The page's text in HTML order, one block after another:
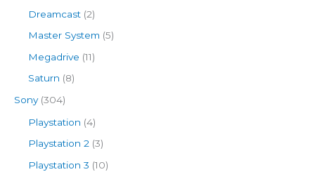
Dreamcast (2)
Master System (5)
Megadrive (11)
Saturn (8)
Sony(304)
Playstation (4)
Playstation 2 (3)
Playstation 3 (10)